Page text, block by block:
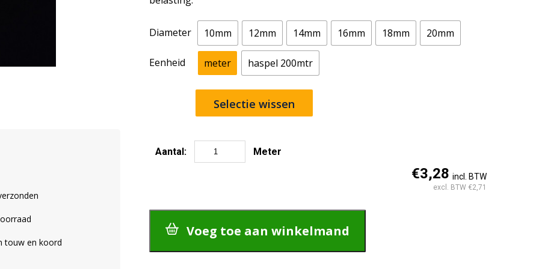
touw en koord
Diameter 10mm 12mm 14mm 16mm 18mm 20mm
Eenheid meter haspel 200mtr
Selectie wissen
Aantal: Meter
€3,28 incl. BTW
excl. BTW €2,71
Voeg toe aan winkelmand